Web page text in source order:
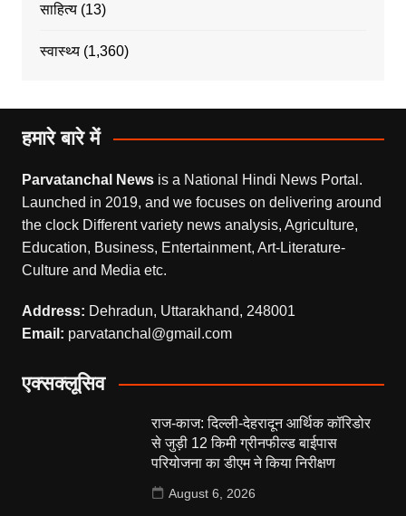
साहित्य(13)
स्वास्थ्य(1,360)
हमारे बारे में
Parvatanchal Newsis a National Hindi News Portal.
Launched in 2019, and we focuses on delivering around
the clock Different variety news analysis, Agriculture,
Education, Business, Entertainment, Art-Literature-
Culture and Media etc.
Address: Dehradun, Uttarakhand, 248001
Email: parvatanchal@gmail.com
एक्सक्लूसिव
राज-काज: दिल्ली-देहरादून आर्थिक कॉरिडोर
से जुड़ी 12 किमी ग्रीनफील्ड बाईपास
परियोजना का डीएम ने किया निरीक्षण
August 6, 2026